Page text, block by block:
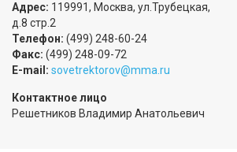
Адрес: 119991, Москва, ул.Трубецкая,
д.8 стр.2
Телефон: (499) 248-60-24
Факс: (499) 248-09-72
E-mail: sovetrektorov@mma.ru
Контактное лицо
Решетников Владимир Анатольевич